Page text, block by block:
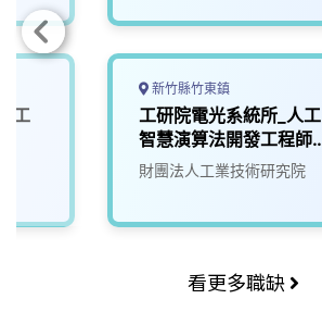
工
新竹縣竹東鎮
工研院電光系統所_人工
智慧演算法開發工程師
(T200/T300/T400/T5
財團法人工業技術研究院
看更多職缺